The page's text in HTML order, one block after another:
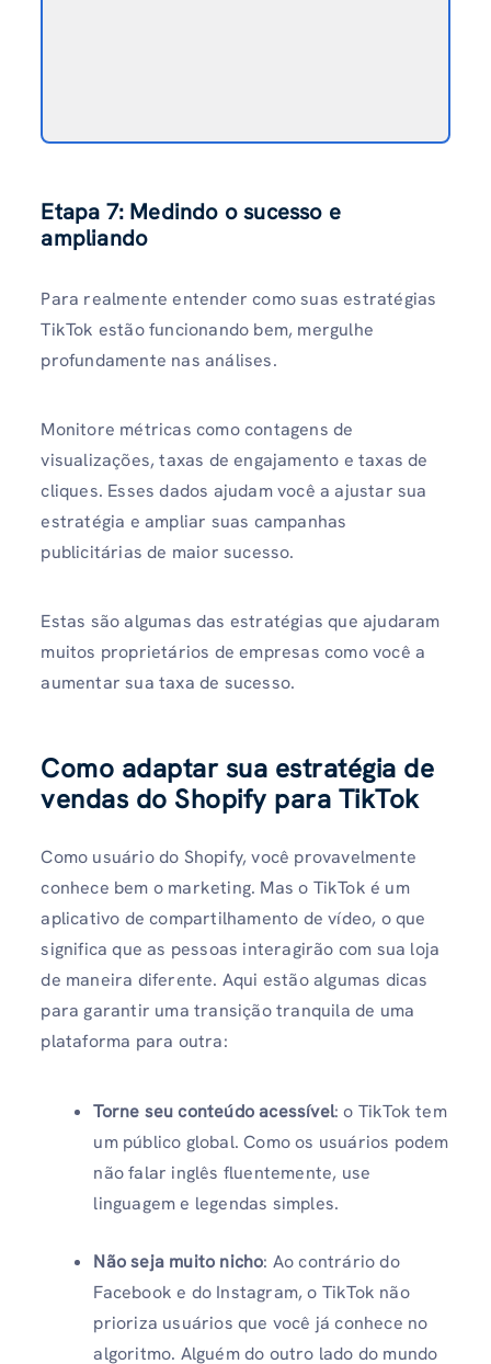
Etapa 7: Medindo o sucesso e
ampliando
Para realmente entender como suas estratégias
TikTok estão funcionando bem, mergulhe
profundamente nas análises.
Monitore métricas como contagens de
visualizações, taxas de engajamento e taxas de
cliques. Esses dados ajudam você a ajustar sua
estratégia e ampliar suas campanhas
publicitárias de maior sucesso.
Estas são algumas das estratégias que ajudaram
muitos proprietários de empresas como você a
aumentar sua taxa de sucesso.
Como adaptar sua estratégia de
vendas do Shopify para TikTok
Como usuário do Shopify, você provavelmente
conhece bem o marketing. Mas o TikTok é um
aplicativo de compartilhamento de vídeo, o que
significa que as pessoas interagirão com sua loja
de maneira diferente. Aqui estão algumas dicas
para garantir uma transição tranquila de uma
plataforma para outra:
Torne seu conteúdo acessível: o TikTok tem
um público global. Como os usuários podem
não falar inglês fluentemente, use
linguagem e legendas simples.
Não seja muito nicho: Ao contrário do
Facebook e do Instagram, o TikTok não
prioriza usuários que você já conhece no
algoritmo. Alguém do outro lado do mundo